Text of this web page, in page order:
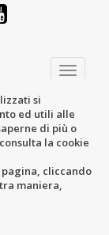
si
ed utili alle
di più o
la cookie
cliccando
maniera,
Toggle